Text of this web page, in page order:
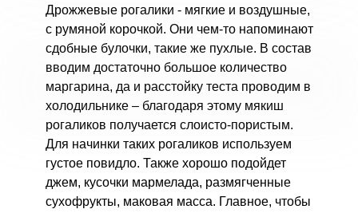
Дрожжевые рогалики - мягкие и воздушные,
с румяной корочкой. Они чем-то напоминают
сдобные булочки, такие же пухлые. В состав
вводим достаточно большое количество
маргарина, да и расстойку теста проводим в
холодильнике – благодаря этому мякиш
рогаликов получается слоисто-пористым.
Для начинки таких рогаликов используем
густое повидло. Также хорошо подойдет
джем, кусочки мармелада, размягченные
сухофрукты, маковая масса. Главное, чтобы